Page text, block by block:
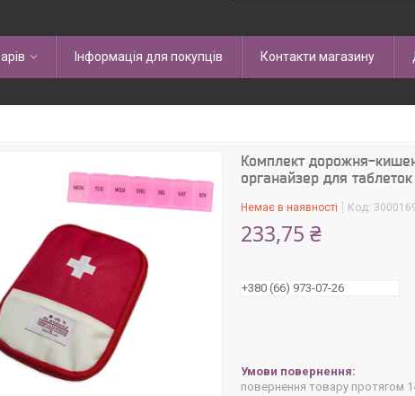
Інформація для покупців Контакти магазину
Комплект дорожня-
органайзер для
Немає в наявності Код:
233,75 ₴
+380 (66) 973-07-26
повернення товару протягом